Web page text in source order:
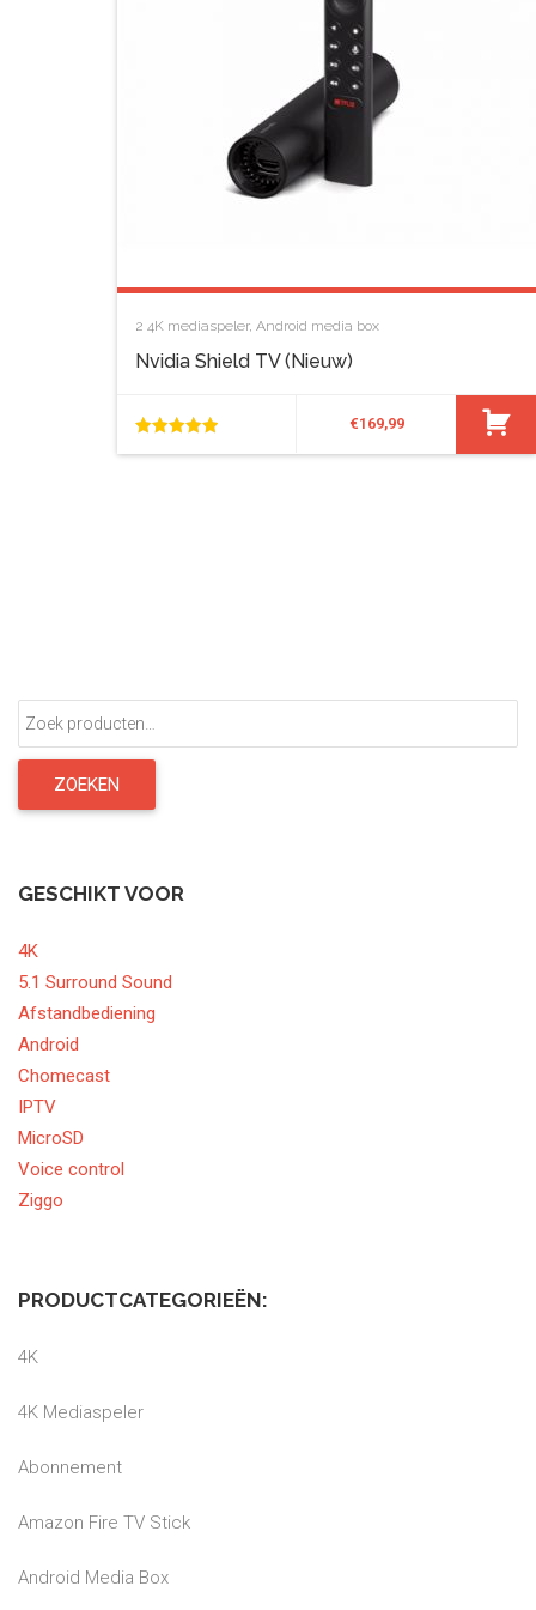
2 4K mediaspeler, Android media box
Nvidia Shield TV (nieuw)
€169,99
Zoeken
naar:
ZOEKEN
GESCHIKT VOOR
4K
5.1 Surround Sound
Afstandbediening
Android
Chomecast
IPTV
MicroSD
Voice control
Ziggo
PRODUCTCATEGORIEËN:
4K
4K Mediaspeler
Abonnement
Amazon Fire TV Stick
Android Media Box